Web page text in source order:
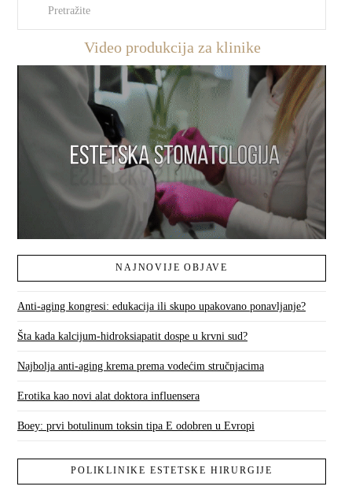
Video produkcija za klinike
NAJNOVIJE OBJAVE
Anti-aging kongresi: edukacija ili skupo upakovano ponavljanje?
Šta kada kalcijum-hidroksiapatit dospe u krvni sud?
Najbolja anti-aging krema prema vodećim stručnjacima
Erotika kao novi alat doktora influensera
Boey: prvi botulinum toksin tipa E odobren u Evropi
POLIKLINIKE ESTETSKE HIRURGIJE